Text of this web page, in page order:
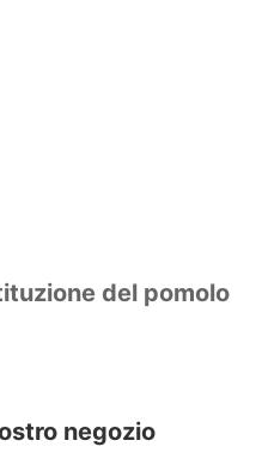
del pomolo
negozio